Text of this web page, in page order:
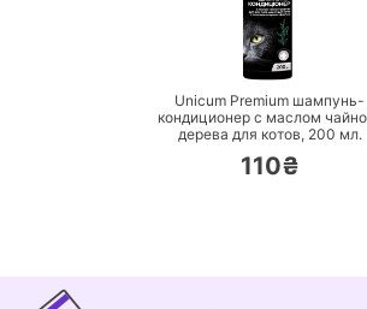
ПЕРЕЙТИ
Unicum Premium шампунь-
кондиционер с маслом
дерева для котов, 200 мл.
110₴